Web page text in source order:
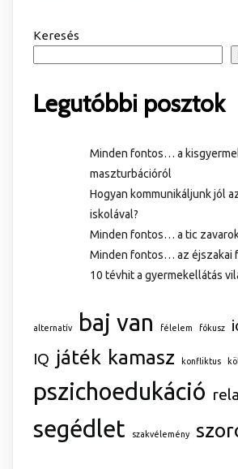
Keresés
Legutóbbi posztok
Minden fontos… a
maszturbációról
Hogyan kommunikáljunk jól
iskolával?
Minden fontos… a tic
Minden fontos… az éjszakai
10 tévhit a gyermekellátás
alternatív baj van félelem fókusz
IQ játék kamasz konfliktus
pszichoedukáció
segédlet szakvélemény